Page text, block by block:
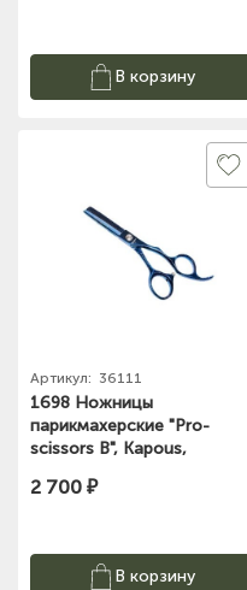
В корзину
Артикул: 36111
1698 Ножницы
парикмахерские "Pro-
scissors B", Kapous,
2 700 ₽
В корзину